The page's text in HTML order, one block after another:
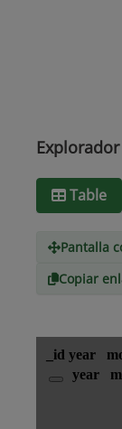
Tipo de
Table
Pantalla
Copiar